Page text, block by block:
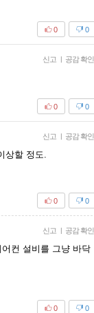
0
0
신고 | 공감 확인
0
0
신고 | 공감 확인
상할 정도.
0
0
신고 | 공감 확인
컨 설비를 그냥 바닥
0
0